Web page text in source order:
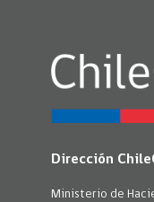
Dirección
Ministerio de